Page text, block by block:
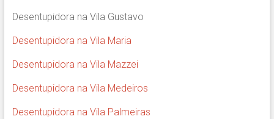
Desentupidora na Vila Gustavo
Desentupidora na Vila Maria
Desentupidora na Vila Mazzei
Desentupidora na Vila Medeiros
Desentupidora na Vila Palmeiras